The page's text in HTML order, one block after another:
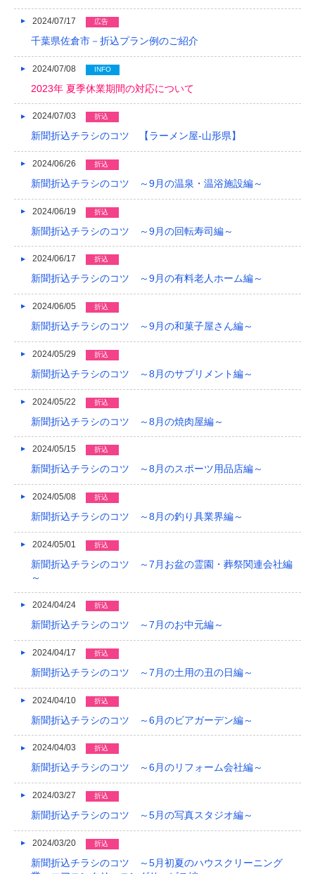
2024/07/17 広告
千葉県佐倉市－折込プラン例のご紹介
2024/07/08 INFO
2023年 夏季休業期間の対応について
2024/07/03 折込
新聞折込チラシのコツ 【ラーメン屋-山形県】
2024/06/26 折込
新聞折込チラシのコツ ～9月の温泉・温浴施設編～
2024/06/19 折込
新聞折込チラシのコツ ～9月の回転寿司編～
2024/06/17 折込
新聞折込チラシのコツ ～9月の有料老人ホーム編～
2024/06/05 折込
新聞折込チラシのコツ ～9月の和菓子屋さん編～
2024/05/29 折込
新聞折込チラシのコツ ～8月のサプリメント編～
2024/05/22 折込
新聞折込チラシのコツ ～8月の焼肉屋編～
2024/05/15 折込
新聞折込チラシのコツ ～8月のスポーツ用品店編～
2024/05/08 折込
新聞折込チラシのコツ ～8月の釣り具業界編～
2024/05/01 折込
新聞折込チラシのコツ ～7月お盆の霊園・葬祭関連会社編
～
2024/04/24 折込
新聞折込チラシのコツ ～7月のお中元編～
2024/04/17 折込
新聞折込チラシのコツ ～7月の土用の丑の日編～
2024/04/10 折込
新聞折込チラシのコツ ～6月のビアガーデン編～
2024/04/03 折込
新聞折込チラシのコツ ～6月のリフォーム会社編～
2024/03/27 折込
新聞折込チラシのコツ ～5月の写真スタジオ編～
2024/03/20 折込
新聞折込チラシのコツ ～5月初夏のハウスクリーニング